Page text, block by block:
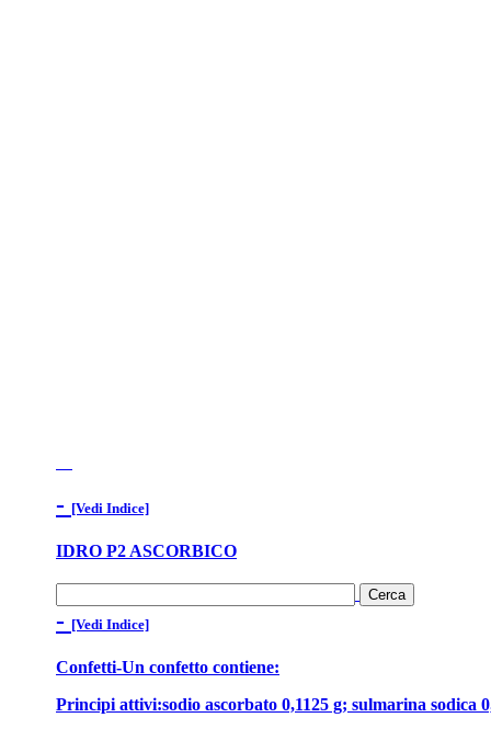
- [Vedi Indice]
IDRO P2 ASCORBICO
- [Vedi Indice]
Confetti-Un confetto contiene:
Principi attivi:sodio ascorbato 0,1125 g; sulmarina sodica